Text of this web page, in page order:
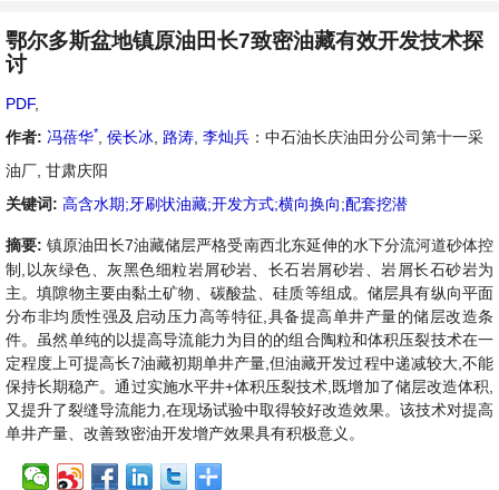
鄂尔多斯盆地镇原油田长7致密油藏有效开发技术探
讨
PDF,
作者: 冯蓓华* 侯长冰 路涛 李灿兵 ：中石油长庆油田分公司第十一采
油厂, 甘肃庆阳
关键词: 高含水期;牙刷状油藏;开发方式;横向换向;配套挖潜
摘要:镇原油田长7油藏储层严格受南西北东延伸的水下分流河道砂体控
制,以灰绿色、灰黑色细粒岩屑砂岩、长石岩屑砂岩、岩屑长石砂岩为
主。填隙物主要由黏土矿物、碳酸盐、硅质等组成。储层具有纵向平面
分布非均质性强及启动压力高等特征,具备提高单井产量的储层改造条
件。虽然单纯的以提高导流能力为目的的组合陶粒和体积压裂技术在一
定程度上可提高长7油藏初期单井产量,但油藏开发过程中递减较大,不能
保持长期稳产。通过实施水平井+体积压裂技术,既增加了储层改造体积,
又提升了裂缝导流能力,在现场试验中取得较好改造效果。该技术对提高
单井产量、改善致密油开发增产效果具有积极意义。